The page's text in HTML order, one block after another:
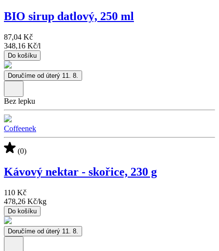
BIO sirup datlový, 250 ml
87,04 Kč
348,16 Kč/l
Do košíku
Doručíme od úterý 11. 8.
Bez lepku
Coffeenek
(0)
Kávový nektar - skořice, 230 g
110 Kč
478,26 Kč/kg
Do košíku
Doručíme od úterý 11. 8.